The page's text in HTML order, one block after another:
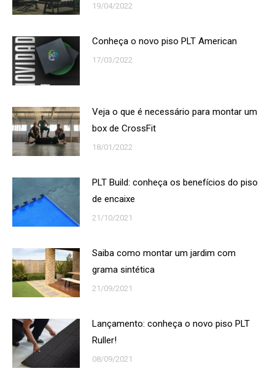
19/04/2022
Conheça o novo piso PLT American
17/03/2022
Veja o que é necessário para montar um
box de CrossFit
18/01/2022
PLT Build: conheça os benefícios do piso
de encaixe
21/10/2021
Saiba como montar um jardim com
grama sintética
21/09/2021
Lançamento: conheça o novo piso PLT
Ruller!
08/09/2021